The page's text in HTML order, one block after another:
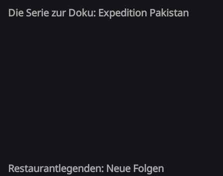
Die Serie zur Doku: Expedition Pakistan
Restaurantlegenden: Neue Folgen